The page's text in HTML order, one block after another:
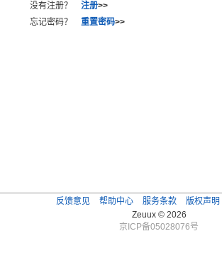
没有注册？ 注册>>
忘记密码？ 重置密码>>
反馈意见 帮助中心 服务条款 版权声明
Zeuux © 2026
京ICP备05028076号